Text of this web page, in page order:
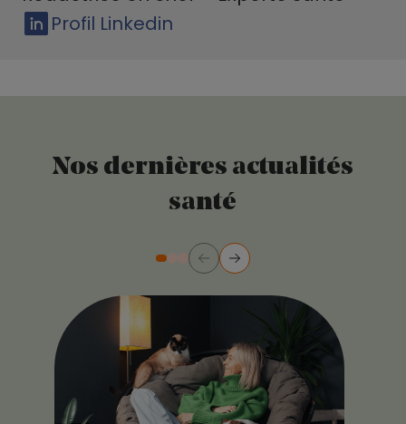
Profil Linkedin
Nos dernières actualités
santé
Diapositive numéro 1
Diapositive numéro 2
Diapositive numéro 3
Précédent
Suivant